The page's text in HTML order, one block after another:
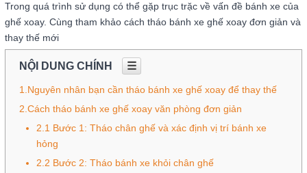
Trong quá trình sử dụng có thể gặp trục trặc về vấn đề bánh xe của
ghế xoay. Cùng tham khảo cách tháo bánh xe ghế xoay đơn giản và
thay thế mới
NỘI DUNG CHÍNH ☰
1.Nguyên nhân bạn cần tháo bánh xe ghế xoay để thay thế
2.Cách tháo bánh xe ghế xoay văn phòng đơn giản
2.1 Bước 1: Tháo chân ghế và xác định vị trí bánh xe
hỏng
2.2 Bước 2: Tháo bánh xe khỏi chân ghế